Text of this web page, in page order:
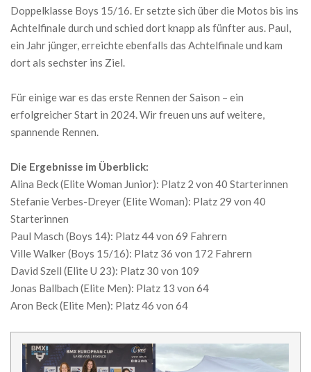
Doppelklasse Boys 15/16. Er setzte sich über die Motos bis ins
Achtelfinale durch und schied dort knapp als fünfter aus. Paul,
ein Jahr jünger, erreichte ebenfalls das Achtelfinale und kam
dort als sechster ins Ziel.
Für einige war es das erste Rennen der Saison – ein
erfolgreicher Start in 2024. Wir freuen uns auf weitere,
spannende Rennen.
Die Ergebnisse im Überblick:
Alina Beck (Elite Woman Junior): Platz 2 von 40 Starterinnen
Stefanie Verbes-Dreyer (Elite Woman): Platz 29 von 40
Starterinnen
Paul Masch (Boys 14): Platz 44 von 69 Fahrern
Ville Walker (Boys 15/16): Platz 36 von 172 Fahrern
David Szell (Elite U 23): Platz 30 von 109
Jonas Ballbach (Elite Men): Platz 13 von 64
Aron Beck (Elite Men): Platz 46 von 64